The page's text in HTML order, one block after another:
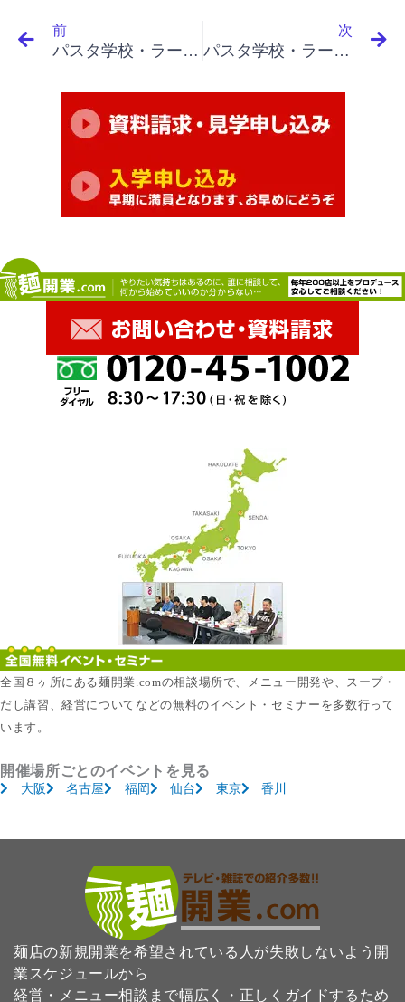
前
パスタ学校・ラーメン学校・うどん学校・そば学校で成果アップ｜「イノベーションと起業家精神（下）」「価値の創造、効用戦略、真の効用の追求、価格戦略」
次
パスタ学校・ラーメン学校・うどん学校・そば学校で成果アップ｜「イノベーションと起業家精神（下）」「愚かさの違い、判断としての起業家戦略」
全国８ヶ所にある麺開業.comの相談場所で、メニュー開発や、スープ・
だし講習、経営についてなどの無料のイベント・セミナーを多数行って
います。
開催場所ごとのイベントを見る
大阪 名古屋 福岡 仙台 東京 香川
麺店の新規開業を希望されている人が失敗しないよう開
業スケジュールから
経営・メニュー相談まで幅広く・正しくガイドするため